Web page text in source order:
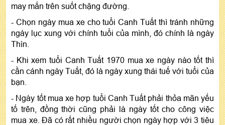
may mắn trên suốt chặng đường.
- Chọn ngày mua xe cho tuổi Canh Tuất thì tránh những
ngày lục xung với chính tuổi của mình, đó chính là ngày
Thìn.
- Khi xem tuổi Canh Tuất 1970 mua xe ngày nào tốt thì
cần cánh ngày Tuất, đó là ngày xung thái tuế với tuổi của
bạn.
- Ngày tốt mua xe hợp tuổi Canh Tuất phải thỏa mãn yếu
tố trên, đồng thời cũng phải là ngày tốt cho công việc
mua xe. Đã có rất nhiều người chọn ngày hợp với 3 tiêu